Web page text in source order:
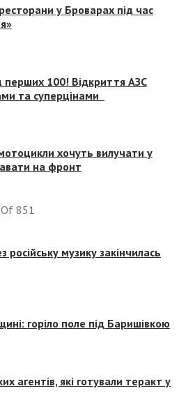
у Броварах під час
перших 100! Відкриття АЗС
та суперцінами
хочуть вилучати у
на фронт
Of 851
російську музику закінчилась
горіло поле під Баришівкою
агентів, які готували теракт у